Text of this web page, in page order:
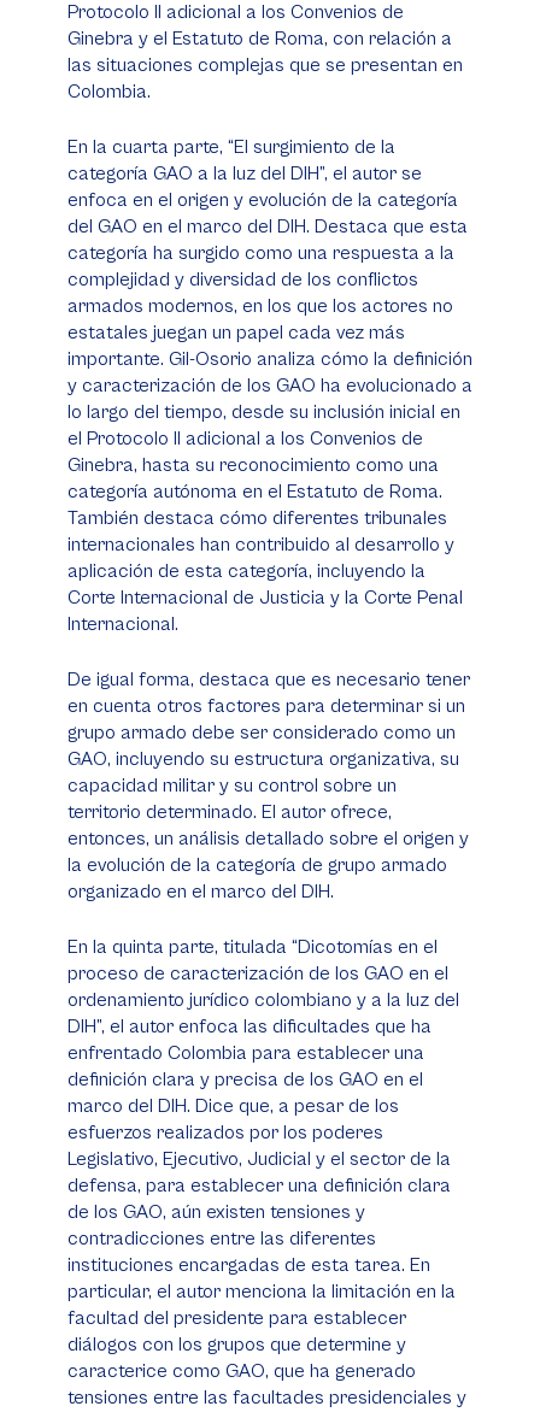
Protocolo II adicional a los Convenios de
Ginebra y el Estatuto de Roma, con relación a
las situaciones complejas que se presentan en
Colombia.
En la cuarta parte, “El surgimiento de la
categoría GAO a la luz del DIH”, el autor se
enfoca en el origen y evolución de la categoría
del GAO en el marco del DIH. Destaca que esta
categoría ha surgido como una respuesta a la
complejidad y diversidad de los conflictos
armados modernos, en los que los actores no
estatales juegan un papel cada vez más
importante. Gil-Osorio analiza cómo la definición
y caracterización de los GAO ha evolucionado a
lo largo del tiempo, desde su inclusión inicial en
el Protocolo II adicional a los Convenios de
Ginebra, hasta su reconocimiento como una
categoría autónoma en el Estatuto de Roma.
También destaca cómo diferentes tribunales
internacionales han contribuido al desarrollo y
aplicación de esta categoría, incluyendo la
Corte Internacional de Justicia y la Corte Penal
Internacional.
De igual forma, destaca que es necesario tener
en cuenta otros factores para determinar si un
grupo armado debe ser considerado como un
GAO, incluyendo su estructura organizativa, su
capacidad militar y su control sobre un
territorio determinado. El autor ofrece,
entonces, un análisis detallado sobre el origen y
la evolución de la categoría de grupo armado
organizado en el marco del DIH.
En la quinta parte, titulada “Dicotomías en el
proceso de caracterización de los GAO en el
ordenamiento jurídico colombiano y a la luz del
DIH”, el autor enfoca las dificultades que ha
enfrentado Colombia para establecer una
definición clara y precisa de los GAO en el
marco del DIH. Dice que, a pesar de los
esfuerzos realizados por los poderes
Legislativo, Ejecutivo, Judicial y el sector de la
defensa, para establecer una definición clara
de los GAO, aún existen tensiones y
contradicciones entre las diferentes
instituciones encargadas de esta tarea. En
particular, el autor menciona la limitación en la
facultad del presidente para establecer
diálogos con los grupos que determine y
caracterice como GAO, que ha generado
tensiones entre las facultades presidenciales y